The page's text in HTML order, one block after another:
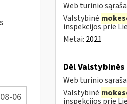
Web turinio
Valstybinė
inspekcijos prie
Metai: 2021
Dėl Valstybinės
Web turinio
Valstybinė
inspekcijos prie